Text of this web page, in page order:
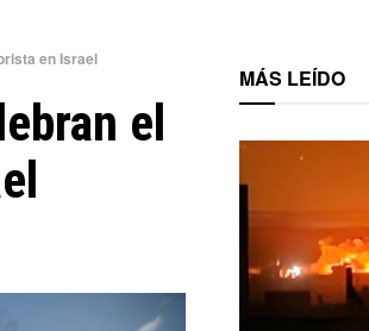
en Israel
el
MÁS LEÍDO